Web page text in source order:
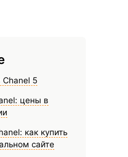
Chanel 5
цены в
как купить
сайте